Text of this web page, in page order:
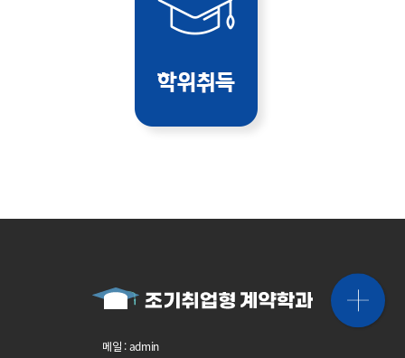
메일 : admin